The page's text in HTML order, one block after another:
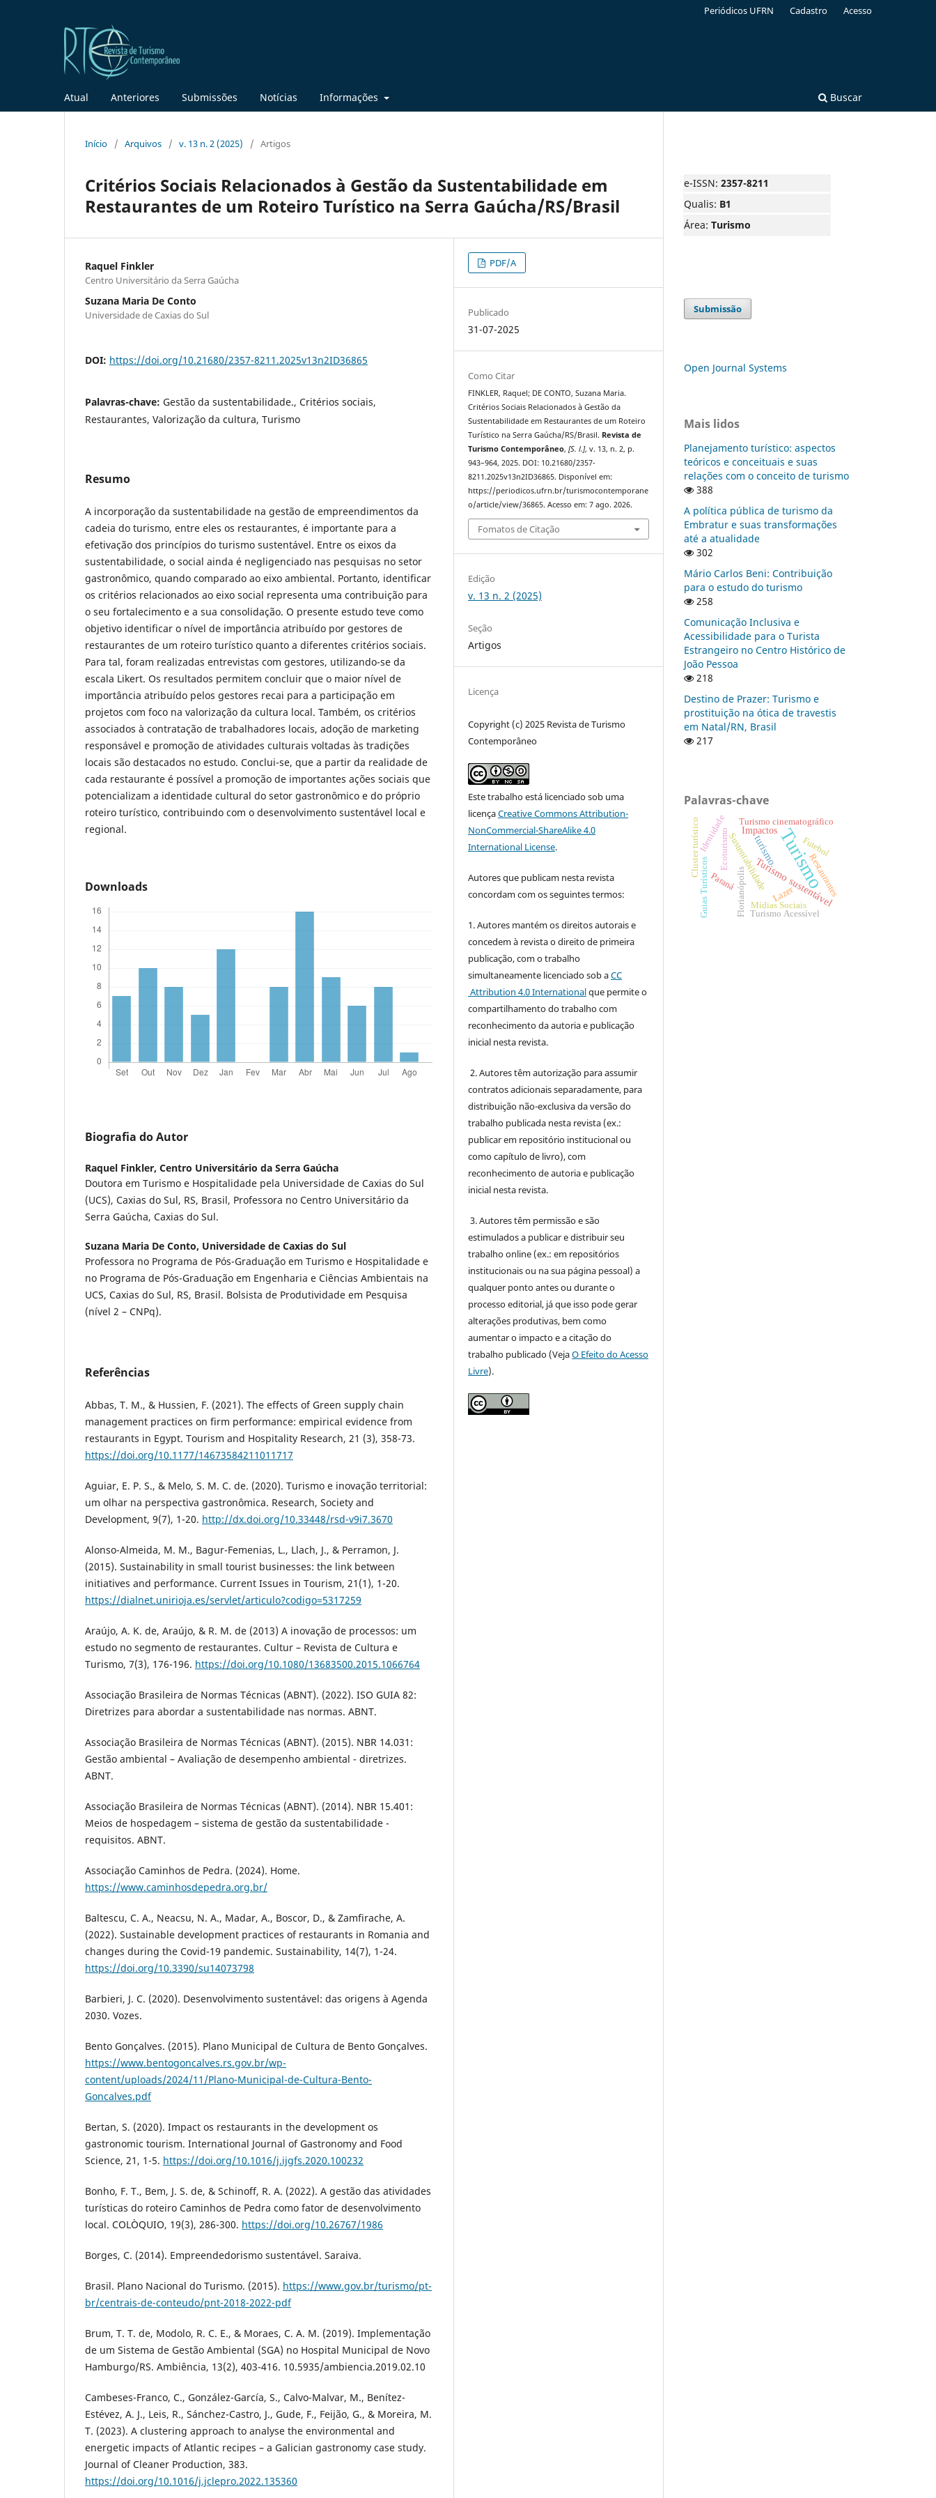
Atual Anteriores Submissões Notícias Informações Buscar
Periódicos UFRN Cadastro Acesso
Início / Arquivos / v. 13 n. 2 (2025) / Artigos
Critérios Sociais Relacionados à Gestão da Sustentabilidade em
Restaurantes de um Roteiro Turístico na Serra Gaúcha/RS/Brasil
Raquel Finkler
Centro Universitário da Serra Gaúcha
Suzana Maria De Conto
Universidade de Caxias do Sul
DOI: https://doi.org/10.21680/2357-8211.2025v13n2ID36865
Palavras-chave: Gestão da sustentabilidade., Critérios sociais,
Restaurantes, Valorização da cultura, Turismo
Resumo
A incorporação da sustentabilidade na gestão de empreendimentos da
cadeia do turismo, entre eles os restaurantes, é importante para a
efetivação dos princípios do turismo sustentável. Entre os eixos da
sustentabilidade, o social ainda é negligenciado nas pesquisas no setor
gastronômico, quando comparado ao eixo ambiental. Portanto, identificar
os critérios relacionados ao eixo social representa uma contribuição para
o seu fortalecimento e a sua consolidação. O presente estudo teve como
objetivo identificar o nível de importância atribuído por gestores de
restaurantes de um roteiro turístico quanto a diferentes critérios sociais.
Para tal, foram realizadas entrevistas com gestores, utilizando-se da
escala Likert. Os resultados permitem concluir que o maior nível de
importância atribuído pelos gestores recai para a participação em
projetos com foco na valorização da cultura local. Também, os critérios
associados à contratação de trabalhadores locais, adoção de marketing
responsável e promoção de atividades culturais voltadas às tradições
locais são destacados no estudo. Conclui-se, que a partir da realidade de
cada restaurante é possível a promoção de importantes ações sociais que
potencializam a identidade cultural do setor gastronômico e do próprio
roteiro turístico, contribuindo com o desenvolvimento sustentável local e
regional.
Downloads
Biografia do Autor
Raquel Finkler, Centro Universitário da Serra Gaúcha
Doutora em Turismo e Hospitalidade pela Universidade de Caxias do Sul
(UCS), Caxias do Sul, RS, Brasil, Professora no Centro Universitário da
Serra Gaúcha, Caxias do Sul.
Suzana Maria De Conto, Universidade de Caxias do Sul
Professora no Programa de Pós-Graduação em Turismo e Hospitalidade e
no Programa de Pós-Graduação em Engenharia e Ciências Ambientais na
UCS, Caxias do Sul, RS, Brasil. Bolsista de Produtividade em Pesquisa
(nível 2 – CNPq).
Referências
Abbas, T. M., & Hussien, F. (2021). The effects of Green supply chain
management practices on firm performance: empirical evidence from
restaurants in Egypt. Tourism and Hospitality Research, 21 (3), 358-73.
https://doi.org/10.1177/14673584211011717
Aguiar, E. P. S., & Melo, S. M. C. de. (2020). Turismo e inovação territorial:
um olhar na perspectiva gastronômica. Research, Society and
Development, 9(7), 1-20. http://dx.doi.org/10.33448/rsd-v9i7.3670
Alonso-Almeida, M. M., Bagur-Femenias, L., Llach, J., & Perramon, J.
(2015). Sustainability in small tourist businesses: the link between
initiatives and performance. Current Issues in Tourism, 21(1), 1-20.
https://dialnet.unirioja.es/servlet/articulo?codigo=5317259
Araújo, A. K. de, Araújo, & R. M. de (2013) A inovação de processos: um
estudo no segmento de restaurantes. Cultur – Revista de Cultura e
Turismo, 7(3), 176-196. https://doi.org/10.1080/13683500.2015.1066764
Associação Brasileira de Normas Técnicas (ABNT). (2022). ISO GUIA 82:
Diretrizes para abordar a sustentabilidade nas normas. ABNT.
Associação Brasileira de Normas Técnicas (ABNT). (2015). NBR 14.031:
Gestão ambiental – Avaliação de desempenho ambiental - diretrizes.
ABNT.
Associação Brasileira de Normas Técnicas (ABNT). (2014). NBR 15.401:
Meios de hospedagem – sistema de gestão da sustentabilidade -
requisitos. ABNT.
Associação Caminhos de Pedra. (2024). Home.
https://www.caminhosdepedra.org.br/
Baltescu, C. A., Neacsu, N. A., Madar, A., Boscor, D., & Zamfirache, A.
(2022). Sustainable development practices of restaurants in Romania and
changes during the Covid-19 pandemic. Sustainability, 14(7), 1-24.
https://doi.org/10.3390/su14073798
Barbieri, J. C. (2020). Desenvolvimento sustentável: das origens à Agenda
2030. Vozes.
Bento Gonçalves. (2015). Plano Municipal de Cultura de Bento Gonçalves.
https://www.bentogoncalves.rs.gov.br/wp-
content/uploads/2024/11/Plano-Municipal-de-Cultura-Bento-
Goncalves.pdf
Bertan, S. (2020). Impact os restaurants in the development os
gastronomic tourism. International Journal of Gastronomy and Food
Science, 21, 1-5. https://doi.org/10.1016/j.ijgfs.2020.100232
Bonho, F. T., Bem, J. S. de, & Schinoff, R. A. (2022). A gestão das atividades
turísticas do roteiro Caminhos de Pedra como fator de desenvolvimento
local. COLÒQUIO, 19(3), 286-300. https://doi.org/10.26767/1986
Borges, C. (2014). Empreendedorismo sustentável. Saraiva.
Brasil. Plano Nacional do Turismo. (2015). https://www.gov.br/turismo/pt-
br/centrais-de-conteudo/pnt-2018-2022-pdf
Brum, T. T. de, Modolo, R. C. E., & Moraes, C. A. M. (2019). Implementação
de um Sistema de Gestão Ambiental (SGA) no Hospital Municipal de Novo
Hamburgo/RS. Ambiência, 13(2), 403-416. 10.5935/ambiencia.2019.02.10
Cambeses-Franco, C., González-García, S., Calvo-Malvar, M., Benítez-
Estévez, A. J., Leis, R., Sánchez-Castro, J., Gude, F., Feijão, G., & Moreira, M.
T. (2023). A clustering approach to analyse the environmental and
energetic impacts of Atlantic recipes – a Galician gastronomy case study.
Journal of Cleaner Production, 383.
https://doi.org/10.1016/j.jclepro.2022.135360
PDF/A
Publicado
31-07-2025
Como Citar
FINKLER, Raquel; DE CONTO, Suzana Maria.
Critérios Sociais Relacionados à Gestão da
Sustentabilidade em Restaurantes de um Roteiro
Turístico na Serra Gaúcha/RS/Brasil. Revista de
Turismo Contemporâneo,[S. l.], v. 13, n. 2, p.
943–964, 2025. DOI: 10.21680/2357-
8211.2025v13n2ID36865. Disponível em:
https://periodicos.ufrn.br/turismocontemporane
o/article/view/36865. Acesso em: 7 ago. 2026.
Fomatos de Citação
Edição
v. 13 n. 2 (2025)
Seção
Artigos
Licença
Copyright (c) 2025 Revista de Turismo
Contemporâneo
Este trabalho está licenciado sob uma
licençaCreative Commons Attribution-
NonCommercial-ShareAlike 4.0
International License.
Autores que publicam nesta revista
concordam com os seguintes termos:
1. Autores mantém os direitos autorais e
concedem à revista o direito de primeira
publicação, com o trabalho
simultaneamente licenciado sob aCC
Attribution 4.0 Internationalque permite o
compartilhamento do trabalho com
reconhecimento da autoria e publicação
inicial nesta revista.
2. Autores têm autorização para assumir
contratos adicionais separadamente, para
distribuição não-exclusiva da versão do
trabalho publicada nesta revista (ex.:
publicar em repositório institucional ou
como capítulo de livro), com
reconhecimento de autoria e publicação
inicial nesta revista.
3. Autores têm permissão e são
estimulados a publicar e distribuir seu
trabalho online (ex.: em repositórios
institucionais ou na sua página pessoal) a
qualquer ponto antes ou durante o
processo editorial, já que isso pode gerar
alterações produtivas, bem como
aumentar o impacto e a citação do
trabalho publicado (VejaO Efeito do Acesso
Livre).
e-ISSN: 2357-8211
Qualis: B1
Área: Turismo
Submissão
Open Journal Systems
Mais lidos
Planejamento turístico: aspectos
teóricos e conceituais e suas
relações com o conceito de turismo
388
A política pública de turismo da
Embratur e suas transformações
até a atualidade
302
Mário Carlos Beni: Contribuição
para o estudo do turismo
258
Comunicação Inclusiva e
Acessibilidade para o Turista
Estrangeiro no Centro Histórico de
João Pessoa
218
Destino de Prazer: Turismo e
prostituição na ótica de travestis
em Natal/RN, Brasil
217
Palavras-chave
Turismo
Turismo sustentável
turismo
Impactos
Lazer
Sustentabilidade
Ecoturismo
Florianópolis
Turismo cinematográfico
Mídias Sociais
Turismo Acessível
Restaurantes
Paraná
Identidade
Guias Turísticos
Futebol
Cluster turístico